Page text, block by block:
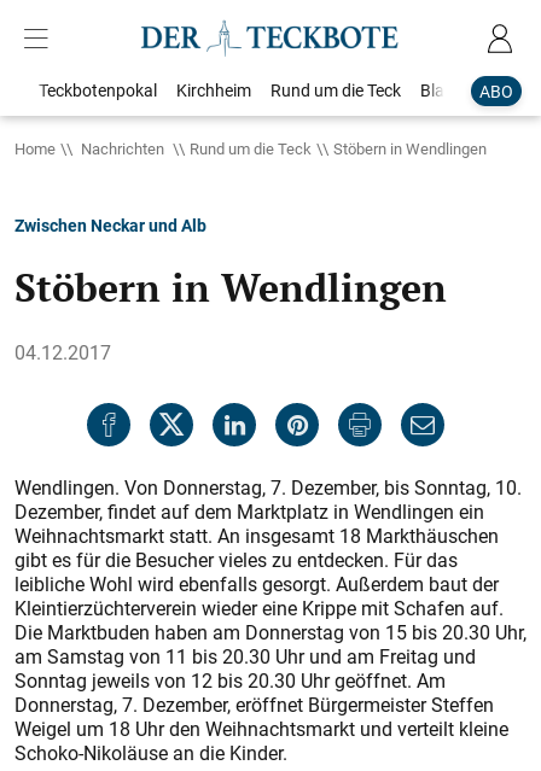
ABO
Teckbotenpokal Kirchheim Rund um die Teck Blaulicht
Home Nachrichten Rund um die Teck Stöbern in Wendlingen
Zwischen Neckar und Alb
Stöbern in Wendlingen
04.12.2017
Wendlingen. Von Donnerstag, 7. Dezember, bis Sonntag, 10.
Dezember, findet auf dem Marktplatz in Wendlingen ein
Weihnachtsmarkt statt. An insgesamt 18 Markthäuschen
gibt es für die Besucher vieles zu entdecken. Für das
leibliche Wohl wird ebenfalls gesorgt. Außerdem baut der
Kleintierzüchterverein wieder eine Krippe mit Schafen auf.
Die Marktbuden haben am Donnerstag von 15 bis 20.30 Uhr,
am Samstag von 11 bis 20.30 Uhr und am Freitag und
Sonntag jeweils von 12 bis 20.30 Uhr geöffnet. Am
Donnerstag, 7. Dezember, eröffnet Bürgermeister Steffen
Weigel um 18 Uhr den Weihnachtsmarkt und verteilt kleine
Schoko-Nikoläuse an die Kinder.